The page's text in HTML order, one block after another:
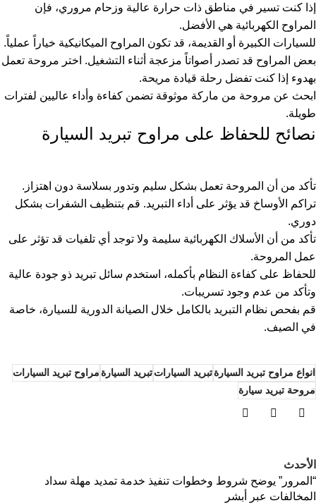
إذا كنت تسير في مناطق ذات حرارة عالية وزحام مروري، فإن
المراوح الكهربائية هي الأفضل.
للسيارات الكبيرة أو القديمة، قد تكون المراوح الميكانيكية خياراً عملياً.
بعض المراوح قد تصدر أصواتاً مزعجة أثناء التشغيل. اختر مروحة تعمل
بهدوء إذا كنت تفضل رحلة قيادة مريحة.
ابحث عن مروحة من ماركة موثوقة تضمن كفاءة وأداء عاليين لفترات
طويلة.
نصائح للحفاظ على مراوح تبريد السيارة
تأكد من أن المروحة تعمل بشكل سليم وتدور بسلاسة دون اهتزاز.
تراكم الأوساخ قد يؤثر على أداء التبريد. قم بتنظيف الشفرات بشكل
دوري.
تأكد من أن الأسلاك الكهربائية سليمة ولا توجد أي تلفيات قد تؤثر على
عمل المروحة.
للحفاظ على كفاءة النظام بأكمله، استخدم سائل تبريد ذو جودة عالية
وتأكد من عدم وجود تسريبات.
قم بفحص نظام التبريد بالكامل خلال الصيانة الدورية للسيارة، خاصة
في الصيف.
انواع مراوح تبريد السيارةتبريد السياراتتبريد السيارةمراوح تبريد السيارات
مروحة تبريد سيارة
الأحدث
“المرور” يوضح شروط وخطوات تنفيذ خدمة تمديد مهلة سداد
المخالفات عبر أبشر